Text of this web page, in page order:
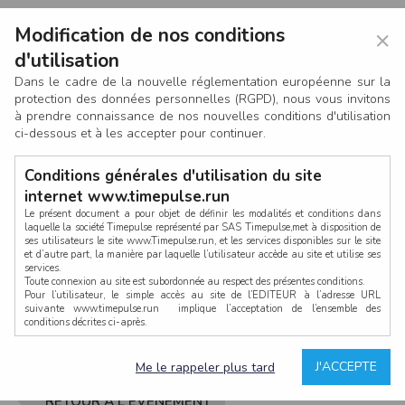
CONNEXION
RETOUR À L'ÉVÈNEMENT
×
Modification de nos conditions
d'utilisation
Dans le cadre de la nouvelle réglementation européenne sur la
protection des données personnelles (RGPD), nous vous invitons
à prendre connaissance de nos nouvelles conditions d'utilisation
ci-dessous et à les accepter pour continuer.
Conditions générales d'utilisation du site
internet www.timepulse.run
Le présent document a pour objet de définir les modalités et conditions dans
laquelle la société Timepulse représenté par SAS Timepulse,met à disposition de
ses utilisateurs le site www.Timepulse.run, et les services disponibles sur le site
et d’autre part, la manière par laquelle l’utilisateur accède au site et utilise ses
services.
Toute connexion au site est subordonnée au respect des présentes conditions.
Pour l’utilisateur, le simple accès au site de l’EDITEUR à l’adresse URL
suivante www.timepulse.run implique l’acceptation de l’ensemble des
conditions décrites ci-après.
La structure générale du site www.timepulse.run, par quelque procédé que ce
soit, sans l'autorisation préalable et par écrit de Fourcherot Mickael et/ou de ses
J'ACCEPTE
Me le rappeler plus tard